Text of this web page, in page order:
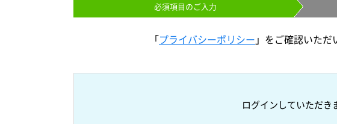
必須項目のご入力
「プライバシーポリシー 」をご確認いた
ログインしていただき